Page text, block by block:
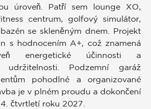
úroveň. Patří sem lounge XO,
centrum, golfový simulátor,
se skleněným dnem. Projekt
s hodnocením A+, což znamená
energetické účinnosti a
udržitelnosti. Podzemní garáž
pohodlné a organizované
je v plném proudu a dokončení
čtvrtletí roku 2027.